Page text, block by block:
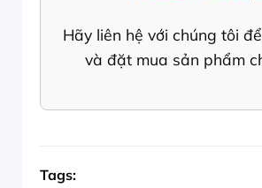
Hãy liên hệ với chúng tôi
và đặt mua sản phẩm
Tags: